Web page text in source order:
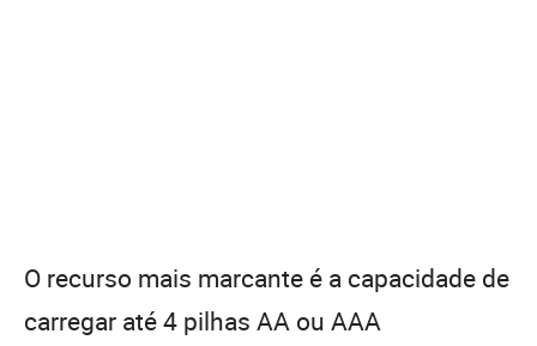
O recurso mais marcante é a capacidade de
carregar até 4 pilhas AA ou AAA